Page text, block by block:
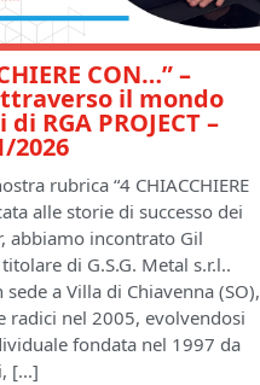
CON…” –
il mondo
RGA PROJECT –
2026
rubrica “4 CHIACCHIERE
alle storie di successo dei
abbiamo incontrato Gil
di G.S.G. Metal s.r.l..
sede a Villa di Chiavenna (SO),
radici nel 2005, evolvendosi
fondata nel 1997 da
[...]